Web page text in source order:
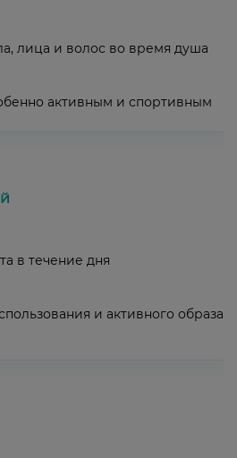
лица и волос во время душа
активным и спортивным
в течение дня
и активного образа